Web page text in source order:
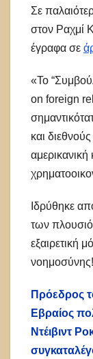
Σε
στον Ραχμί
έγραφα σε
«Το
on foreign
και
Ιδρύθηκε
των
εξαιρετική
νοημοσύνης!
Πρόεδρος
Εβραίος
Ντέιβιντ